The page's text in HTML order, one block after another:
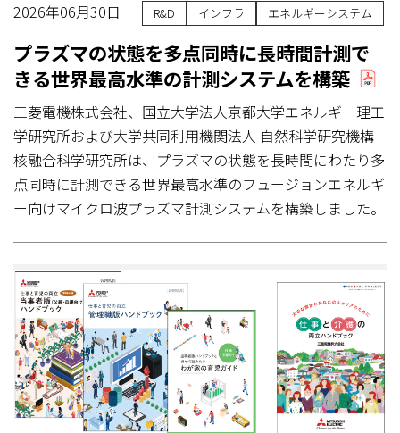
2026年06月30日 R&D インフラ エネルギーシステム
プラズマの状態を多点同時に長時間計測で
きる世界最高水準の計測システムを構築
三菱電機株式会社、国立大学法人京都大学エネルギー理工
学研究所および大学共同利用機関法人 自然科学研究機構
核融合科学研究所は、プラズマの状態を長時間にわたり多
点同時に計測できる世界最高水準のフュージョンエネルギ
ー向けマイクロ波プラズマ計測システムを構築しました。